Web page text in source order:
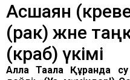
Асшаян
(рак) және
(краб) үкімі
Алла Тағала Құранда